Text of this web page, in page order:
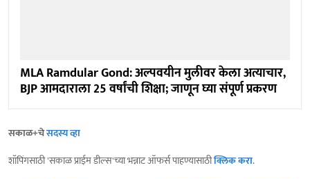
MLA Ramdular Gond: अल्पवयीन मुलीवर केला अत्याचार,
BJP आमदाराला 25 वर्षांची शिक्षा; जाणून घ्या संपूर्ण प्रकरण
सकाळ+चेसदस्य व्हा
शॉपिंगसाठी 'सकाळ प्राईम डील्स'च्या भन्नाट ऑफर्स पाहण्यासाठीक्लिक करा.